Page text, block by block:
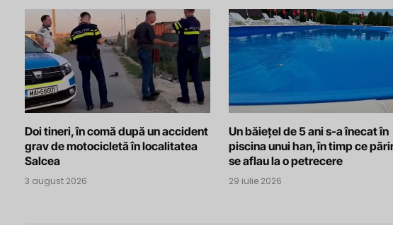
Doi tineri, în comă după un accident
grav de motocicletă în localitatea
Salcea
3 august 2026
Un băiețel de 5 ani s-a înecat în
piscina unui han, în timp ce
se aflau la o petrecere
29 iulie 2026